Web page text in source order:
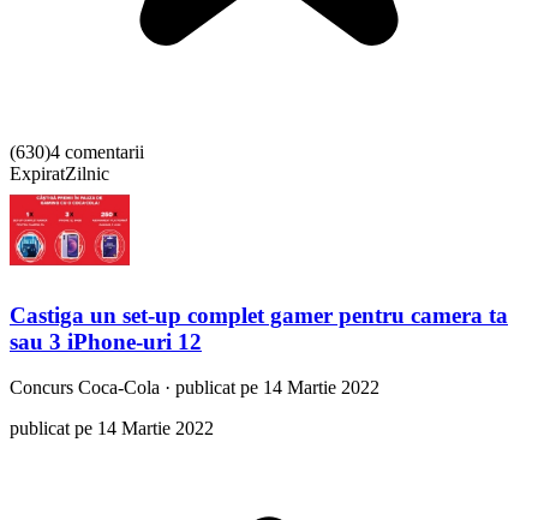
(630)4 comentarii
ExpiratZilnic
Castiga un set-up complet gamer pentru camera ta
sau 3 iPhone-uri 12
Concurs Coca-Cola · publicat pe 14 Martie 2022
publicat pe 14 Martie 2022